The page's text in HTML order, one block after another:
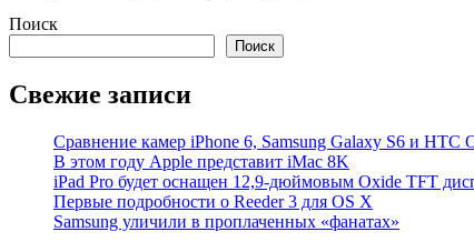
Поиск
Поиск
Свежие записи
Cравнение камер iPhone 6, Samsung Galaxy S6 и HTC
В этом году Apple представит iMac 8K
iPad Pro будет оснащен 12,9-дюймовым Oxide TFT
Первые подробности о Reeder 3 для OS X
Samsung уличили в проплаченных «фанатах»